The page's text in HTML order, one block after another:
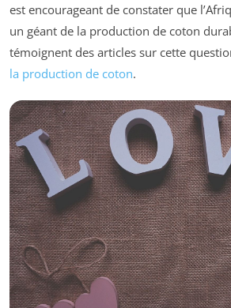
est encourageant de constater que
un géant de la production de coton
témoignent des articles sur cette
la production de coton.